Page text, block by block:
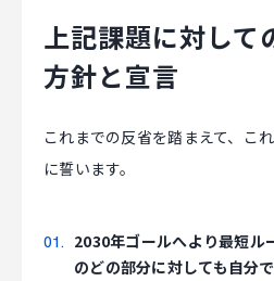
上記課題に対して
方針と宣言
これまでの反省を踏まえて、こ
に誓います。
2030年ゴールへより最短ル
のどの部分に対しても自分